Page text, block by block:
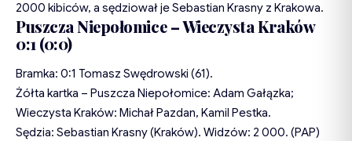
2000 kibiców, a sędziował je Sebastian Krasny z Krakowa.
Puszcza Niepołomice – Wieczysta Kraków
0:1 (0:0)
Bramka: 0:1 Tomasz Swędrowski (61).
Żółta kartka – Puszcza Niepołomice: Adam Gałązka;
Wieczysta Kraków: Michał Pazdan, Kamil Pestka.
Sędzia: Sebastian Krasny (Kraków). Widzów: 2 000. (PAP)